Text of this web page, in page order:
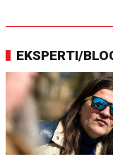
EKSPERTI/